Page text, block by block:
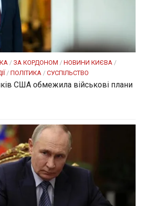
/ ЗА КОРДОНОМ / НОВИНИ КИЄВА /
/ ПОЛІТИКА / СУСПІЛЬСТВО
США обмежила військові плани